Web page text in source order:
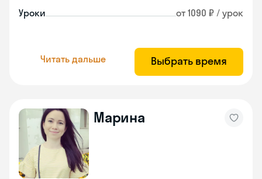
Уроки от 1090 ₽ / урок
Читать дальше Выбрать время
Марина